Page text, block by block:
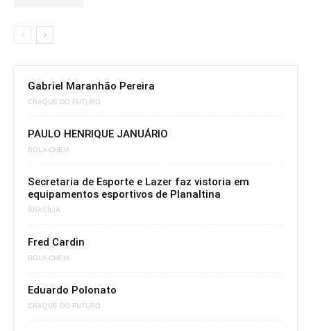
Gabriel Maranhão Pereira
CRAQUE DO FUTURO
PAULO HENRIQUE JANUÁRIO
BOLA CHEIA
Secretaria de Esporte e Lazer faz vistoria em
equipamentos esportivos de Planaltina
BRASÍLIA
Fred Cardin
BOLA CHEIA
Eduardo Polonato
CRAQUE DO FUTURO